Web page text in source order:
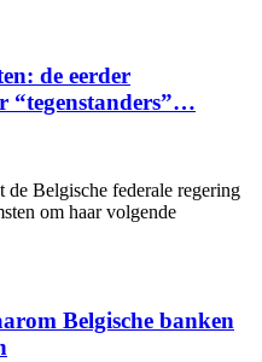
de eerder
“tegenstanders”…
de Belgische federale regering
om haar volgende
Belgische banken